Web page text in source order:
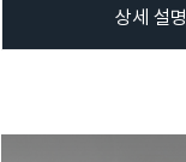
상세 설명